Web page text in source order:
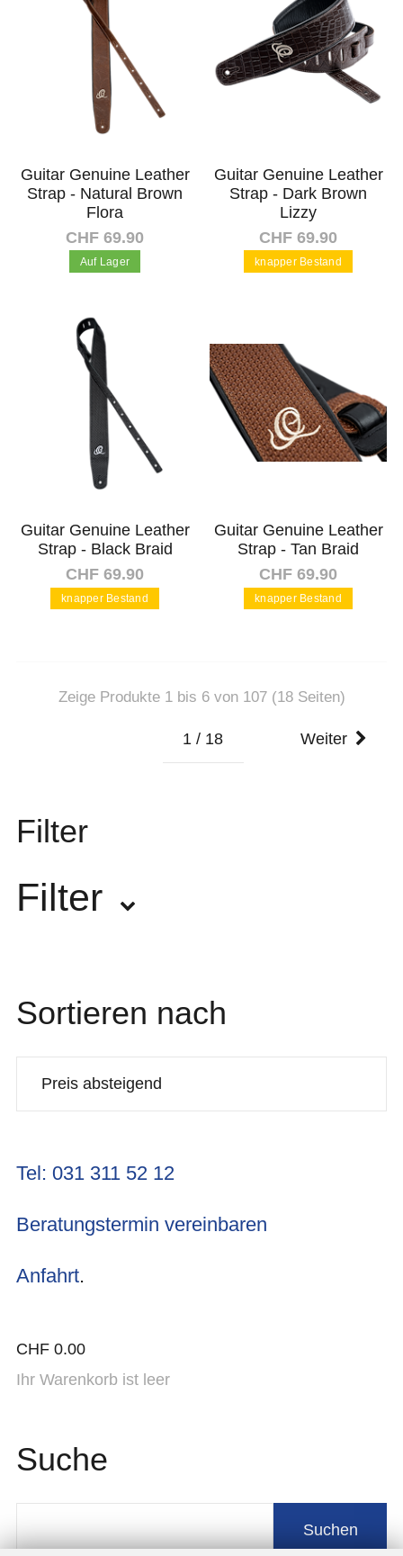
Guitar Genuine Leather
Strap - Natural Brown
Flora
CHF 69.90
Auf Lager
In den Warenkorb
Guitar Genuine Leather
Strap - Dark Brown
Lizzy
CHF 69.90
knapper Bestand
Guitar Genuine Leather
Strap - Black Braid
CHF 69.90
knapper Bestand
Guitar Genuine Leather
Strap - Tan Braid
CHF 69.90
knapper Bestand
Zeige Produkte 1 bis 6 von 107 (18 Seiten)
1 / 18 Weiter
Filter
Filter
Flight
Ortega
Sortieren nach
Tel: 031 311 52 12
Beratungstermin vereinbaren
Anfahrt.
CHF 0.00
Ihr Warenkorb ist leer
Suche